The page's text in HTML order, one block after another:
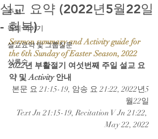
주보
목회 이야기
설교요약 및 그룹질문
상록수
설교 요약 (2022년5월22일
- 회복)
Sermon summary and Activity guide for
the 6th Sunday of Easter Season, 2022
2022년 부활절기 여섯번째 주일 설교 요
약 및 Activity 안내
본문 요 21:15-19, 암송 요 21:22, 2022년5
월22일
Text Jn 21:15-19, Recitation V Jn 21:22,
May 22, 2022